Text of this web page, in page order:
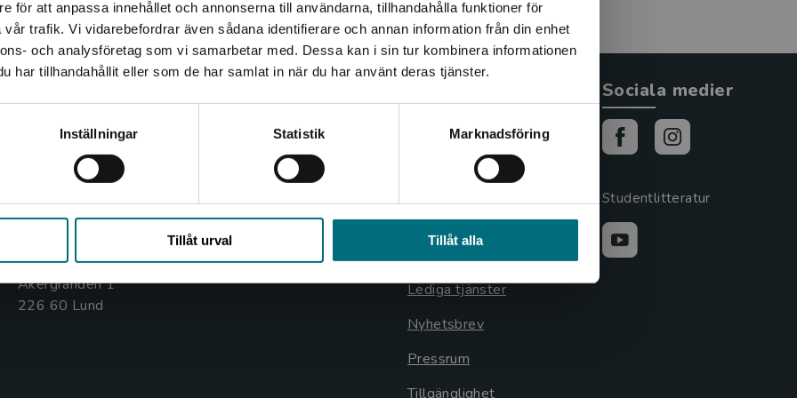
för att anpassa innehållet och annonserna till användarna, tillhandahålla funktioner för
trafik. Vi vidarebefordrar även sådana identifierare och annan information från din enhet
och analysföretag som vi samarbetar med. Dessa kan i sin tur kombinera informationen
har tillhandahållit eller som de har samlat in när du har använt deras tjänster.
Inställningar Statistik Marknadsföring
Tillåt urval Tillåt alla
Det verkar som att du besöker nyponochviljaforlag.se via
en enhet utanför Sverige. Vi erbjuder inte leveranser
utanför Sverige. För att kunna slutföra ett köp måste
leveransadressen vara i Sverige.
Kontakta oss
046-31 20 00
Box 141
221 00 Lund
Besöksadress:
Åkergränden 1
Kontakta kundservice
046-31 21 00
Frågor och svar
Köpvillkor
Om oss
Cookieinställningar
GDPR och
Lediga tjänster
Nyhetsbrev
Pressrum
Tillgänglighet
Sociala medier
Studentlitteratur